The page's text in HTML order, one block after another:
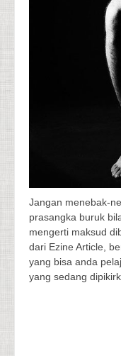
Jangan menebak-
prasangka buruk
mengerti maksud
dari Ezine Article,
yang bisa anda
yang sedang